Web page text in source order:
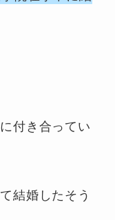
付き合ってい
結婚したそう